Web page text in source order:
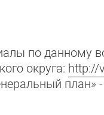
по данному
округа: http://